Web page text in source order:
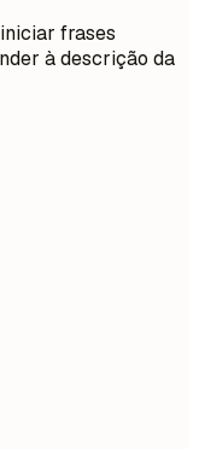
frases
à descrição da